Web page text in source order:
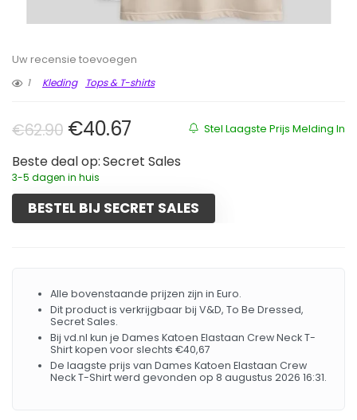
Uw recensie toevoegen
1
Kleding Tops & T-shirts
Stel Laagste Prijs Melding In
€62.90 Oorspronkelijke prijs was:
€40.67Huidige prijs is: €40.67.
Beste deal op: Secret Sales
3-5 dagen in huis
BESTEL BIJ SECRET SALES
Alle bovenstaande prijzen zijn in Euro.
Dit product is verkrijgbaar bij V&D, To Be Dressed,
Secret Sales.
Bij vd.nl kun je Dames Katoen Elastaan Crew Neck T-
Shirt kopen voor slechts €40,67
De laagste prijs van Dames Katoen Elastaan Crew
Neck T-Shirt werd gevonden op 8 augustus 2026 16:31.